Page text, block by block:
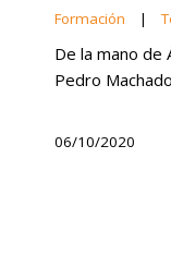
Formación |
De la mano de
Pedro Machado
06/10/2020